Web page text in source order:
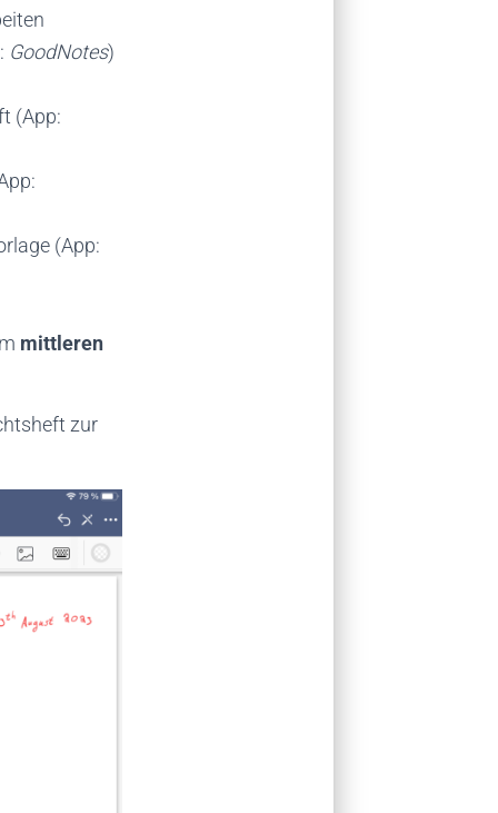
GoodNotes)
(App:
(App:
mittleren
zur